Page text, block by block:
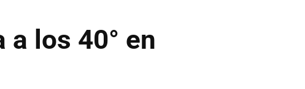
los 40° en